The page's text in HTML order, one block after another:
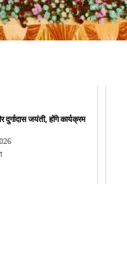
दुर्गादास जयंती, होंगे कार्यक्रम